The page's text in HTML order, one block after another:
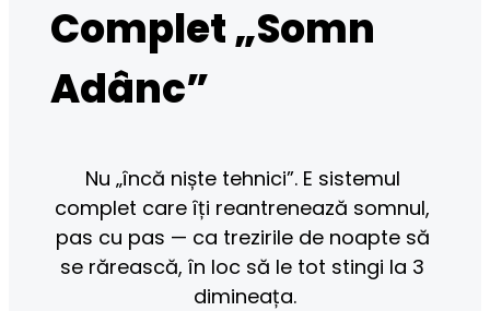
Complet „Somn
Adânc”
Nu „încă niște tehnici”. E sistemul
complet care îți reantrenează somnul,
pas cu pas — ca trezirile de noapte să
se rărească, în loc să le tot stingi la 3
dimineața.